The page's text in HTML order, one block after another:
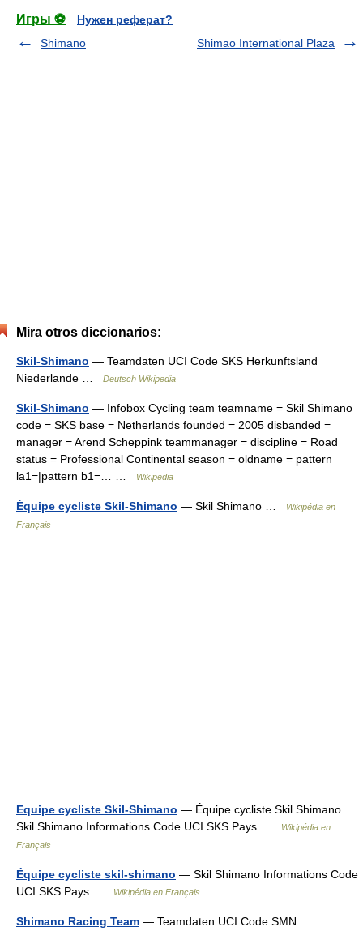
Игры ⚽
Нужен реферат?
Shimano
Shimao International Plaza
Mira otros diccionarios:
Skil-Shimano — Teamdaten UCI Code SKS Herkunftsland
Niederlande …
Deutsch Wikipedia
Skil-Shimano — Infobox Cycling team teamname = Skil Shimano
code = SKS base = Netherlands founded = 2005 disbanded =
manager = Arend Scheppink teammanager = discipline = Road
status = Professional Continental season = oldname = pattern
la1=|pattern b1=… …
Wikipedia
Équipe cycliste Skil-Shimano — Skil Shimano …
Wikipédia en
Français
Equipe cycliste Skil-Shimano — Équipe cycliste Skil Shimano
Skil Shimano Informations Code UCI SKS Pays …
Wikipédia en
Français
Équipe cycliste skil-shimano — Skil Shimano Informations Code
UCI SKS Pays …
Wikipédia en Français
Shimano Racing Team — Teamdaten UCI Code SMN